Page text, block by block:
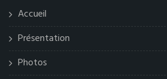
Accueil
Présentation
Photos